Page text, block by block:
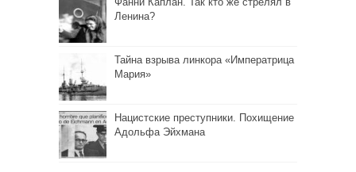
Ленина?
Тайна взрыва линкора «Императрица
Мария»
Нацистские преступники. Похищение
Адольфа Эйхмана